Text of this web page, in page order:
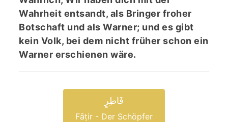
Wahrheit entsandt, als Bringer froher
Botschaft und als Warner; und es gibt
kein Volk, bei dem nicht früher schon ein
Warner erschienen wäre.
فَاطِرٍ
Fāṭir - Der Schöpfer